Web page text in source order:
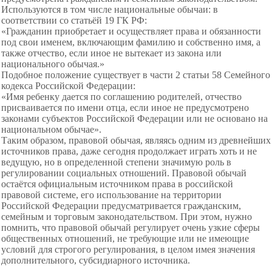
Используются в том числе национальные обычаи: в
соответствии со статьёй 19 ГК РФ:
«Гражданин приобретает и осуществляет права и обязанности
под свои именем, включающим фамилию и собственно имя, а
также отчество, если иное не вытекает из закона или
национального обычая.»
Подобное положение существует в части 2 статьи 58 Семейного
кодекса Российской Федерации:
«Имя ребенку дается по соглашению родителей, отчество
присваивается по имени отца, если иное не предусмотрено
законами субъектов Российской Федерации или не основано на
национальном обычае».
Таким образом, правовой обычая, являясь одним из древнейших
источников права, даже сегодня продолжает играть хоть и не
ведущую, но в определенной степени значимую роль в
регулировании социальных отношений. Правовой обычай
остаётся официальным источником права в российской
правовой системе, его использование на территории
Российской Федерации предусматривается гражданским,
семейным и торговым законодательством. При этом, нужно
помнить, что правовой обычай регулирует очень узкие сферы
общественных отношений, не требующие или не имеющие
условий для строгого регулирования, в целом имея значения
дополнительного, субсидиарного источника.